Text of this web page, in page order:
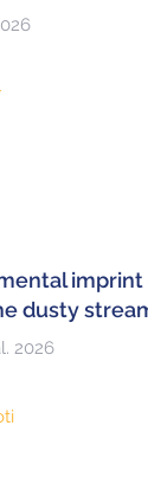
dusty
2026